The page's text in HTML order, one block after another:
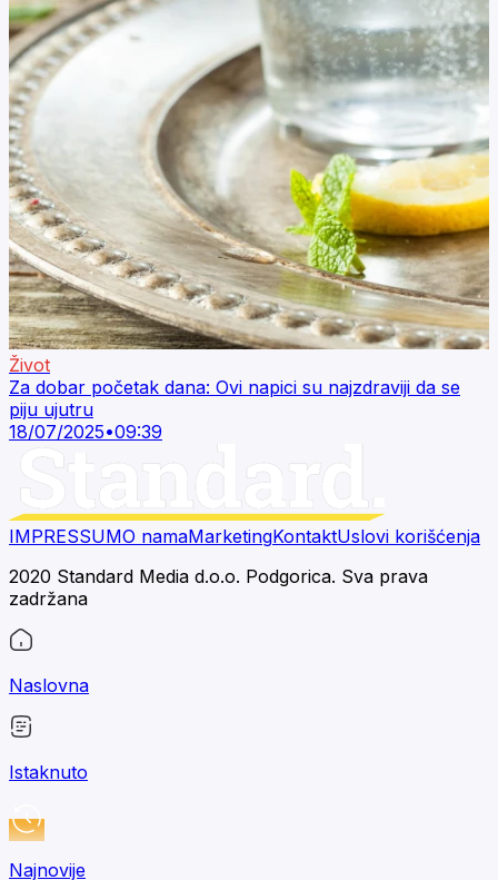
Život
Za dobar početak dana: Ovi napici su najzdraviji da se
piju ujutru
18/07/2025•09:39
IMPRESSUMO namaMarketingKontaktUslovi korišćenja
2020 Standard Media d.o.o. Podgorica. Sva prava
zadržana
Naslovna
Istaknuto
Najnovije